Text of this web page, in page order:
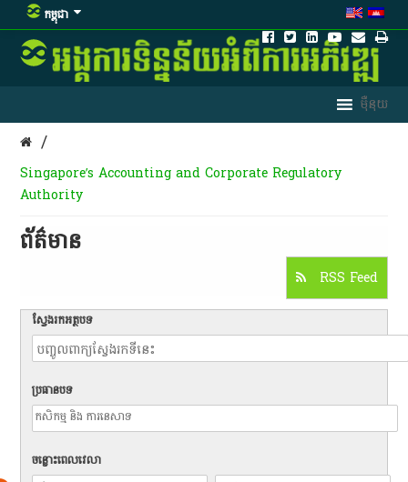
កម្ពុជា
/
Singapore’s Accounting and Corporate Regulatory
Authority
ព័ត៌មាន​
RSS Feed
ស្វែងរកអត្ថបទ
ប្រធានបទ
ចន្លោះពេលវេលា